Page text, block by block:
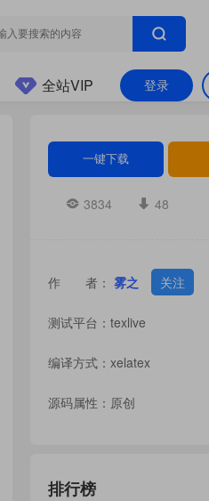
登录
全站VIP
一键下载
3834 48
作 者： 雾之 关注
测试平台：texlive
编译方式：xelatex
源码属性：原创
排行榜